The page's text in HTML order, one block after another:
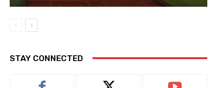
STAY CONNECTED